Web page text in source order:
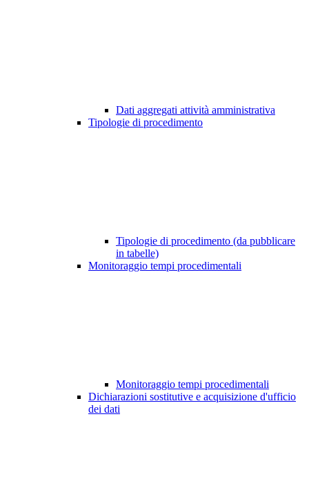
Dati aggregati attività amministrativa
Tipologie di procedimento
Tipologie di procedimento (da pubblicare
in tabelle)
Monitoraggio tempi procedimentali
Monitoraggio tempi procedimentali
Dichiarazioni sostitutive e acquisizione d'ufficio
dei dati